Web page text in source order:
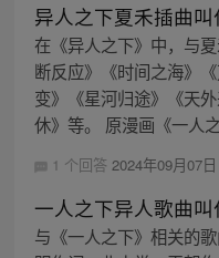
异人之下夏禾插曲
在《异人之下》中，与
断反应》《时间之海》
变》《星河归途》《天
休》等。 原漫画《一人
1 个回答 2024年09月07
一人之下异人歌曲叫
与《一人之下》相关的